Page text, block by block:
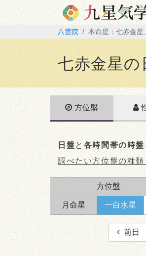
八雲院 本命星：七赤金星
七赤金星の
方位盤
日盤と 各時間帯の時盤
調べたい方位盤の種
方位盤
月命星 一白水星
前日